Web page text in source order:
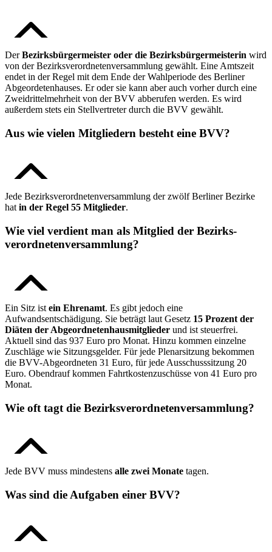
DerBezirksbürgermeister oder die Bezirksbürgermeisterin wird
von der Bezirks­verordneten­versammlung gewählt. Eine Amtszeit
endet in der Regel mit dem Ende der Wahlperiode des Berliner
Abgeordetenhauses. Er oder sie kann aber auch vorher durch eine
Zweidrittelmehrheit von der BVV abberufen werden. Es wird
außerdem stets ein Stellvertreter durch die BVV gewählt.
Aus wie vielen Mitgliedern besteht eine BVV?
Jede Bezirksverordnetenversammlung der zwölf Berliner Bezirke
hatin der Regel 55 Mitglieder.
Wie viel verdient man als Mitglied der Bezirks­
verordneten­versammlung?
Ein Sitz ist ein Ehrenamt. Es gibt jedoch eine
Aufwandsentschädigung. Sie beträgt laut Gesetz 15 Prozent der
Diäten der Abgeordnetenhausmitglieder und ist steuerfrei.
Aktuell sind das 937 Euro pro Monat. Hinzu kommen einzelne
Zuschläge wie Sitzungsgelder. Für jede Plenarsitzung bekommen
die BVV-Abgeordneten 31 Euro, für jede Ausschusssitzung 20
Euro. Obendrauf kommen Fahrtkostenzuschüsse von 41 Euro pro
Monat.
Wie oft tagt die Bezirks­verordneten­versammlung?
Jede BVV muss mindestens alle zwei Monate tagen.
Was sind die Aufgaben einer BVV?